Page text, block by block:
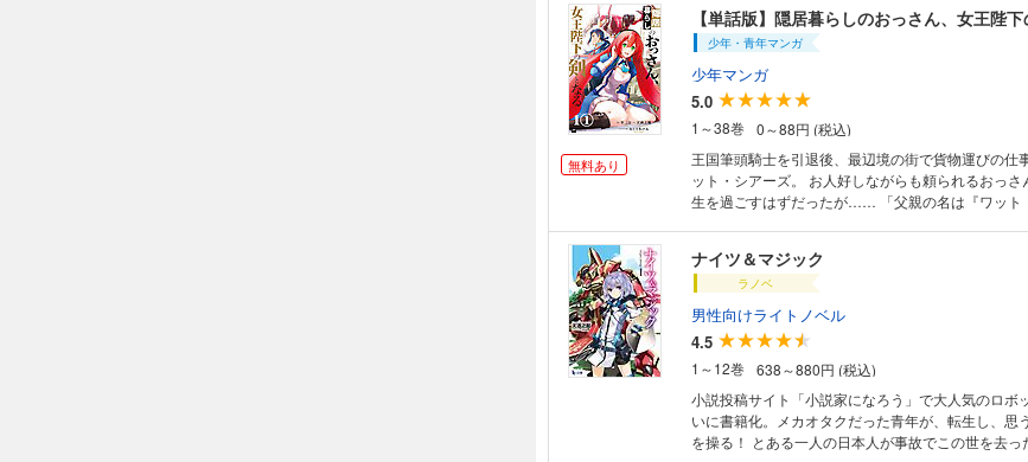
したはずの彼の『騎士』としての物語が、再び動き出す――
引退したおっさんが最強に返り咲き！ 異世界ロボファ
者・天酒之瓢による書き下ろしSSも収録!!
無料あり
【単話版】隠居暮らしのおっさん、女王陛
少年・青年マンガ
少年マンガ
5.0
1～38巻
0～88円 (税込)
王国筆頭騎士を引退後、最辺境の街で貨物運びの仕
ット・シアーズ。 お人好しながらも頼られるおっ
生を過ごすはずだったが…… 「父親の名は『ワット・シアーズ』。私はあ
娘のために引退したおっさんが最強に返り咲き！ 異
ざいますので、重複購入にご注意ください。
ナイツ＆マジック
ラノベ
男性向けライトノベル
4.5
1～12巻
638～880円 (税込)
小説投稿サイト「小説家になろう」で大人気のロボ
いに書籍化。メカオタクだった青年が、転生し、思
を操る！ とある一人の日本人が事故でこの世を去った。 本来ならばその